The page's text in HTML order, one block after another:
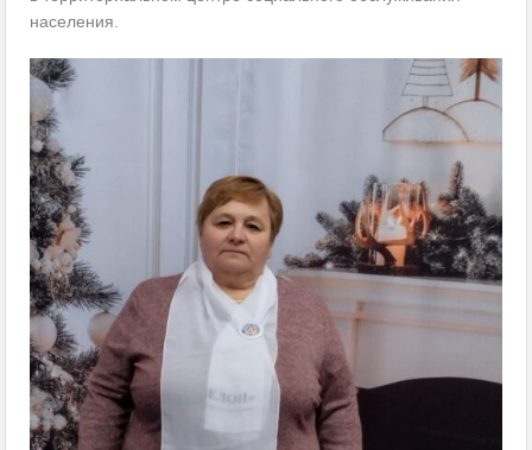
населения.